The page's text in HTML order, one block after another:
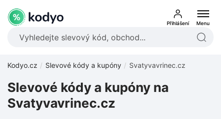
Přihlášení Menu
Kodyo.cz Slevové kódy a kupóny Svatyvavrinec.cz
Slevové kódy a kupóny na
Svatyvavrinec.cz